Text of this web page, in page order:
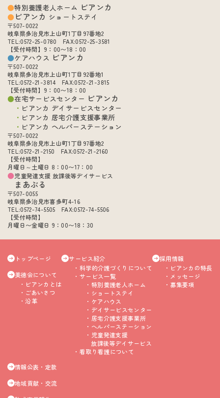
特別養護老人ホーム ビアンカ
ビアンカ ショートステイ
〒507-0022
岐阜県多治見市上山町1丁目97番地2
TEL:0572-25-0780 FAX:0572-25-3581
【受付時間】9：00〜18：00
ケアハウス ビアンカ
〒507-0022
岐阜県多治見市上山町1丁目92番地1
TEL:0572-21-3814 FAX:0572-21-3815
【受付時間】9：00〜18：00
在宅サービスセンター ビアンカ
ビアンカ デイサービスセンター
ビアンカ 居宅介護支援事業所
ビアンカ ヘルパーステーション
〒507-0022
岐阜県多治見市上山町1丁目97番地2
TEL:0572-21-2150 FAX:0572-21-2160
【受付時間】
月曜日～土曜日 8：00〜17：00
児童発達支援 放課後等デイサービス
まあぶる
〒507-0055
岐阜県多治見市喜多町4-16
TEL:0572-74-5505 FAX:0572-74-5506
【受付時間】
月曜日〜金曜日 9：00〜18：30
トップページ
美徳会について
ビアンカとは
ごあいさつ
沿革
サービス紹介
科学的介護づくりについて
サービス一覧
特別養護老人ホーム
ショートステイ
ケアハウス
デイサービスセンター
居宅介護支援事業所
ヘルパーステーション
児童発達支援
放課後等デイサービス
看取り看護について
採用情報
ビアンカの特長
メッセージ
募集要項
情報公表・定款
地域貢献・交流